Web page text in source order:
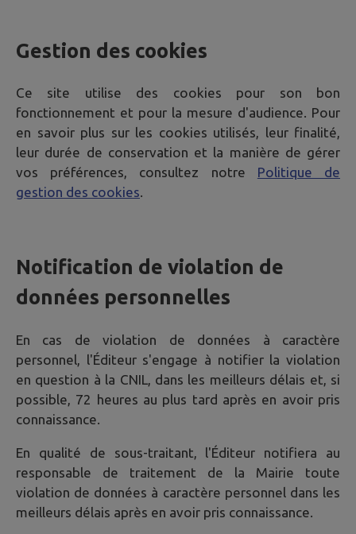
Gestion des cookies
Ce site utilise des cookies pour son bon
fonctionnement et pour la mesure d'audience. Pour
en savoir plus sur les cookies utilisés, leur finalité,
leur durée de conservation et la manière de gérer
vos préférences, consultez notre
Politique de
gestion des cookies.
Notification de violation de
données personnelles
En cas de violation de données à caractère
personnel, l'Éditeur s'engage à notifier la violation
en question à la CNIL, dans les meilleurs délais et, si
possible, 72 heures au plus tard après en avoir pris
connaissance.
En qualité de sous-traitant, l'Éditeur notifiera au
responsable de traitement de la Mairie toute
violation de données à caractère personnel dans les
meilleurs délais après en avoir pris connaissance.